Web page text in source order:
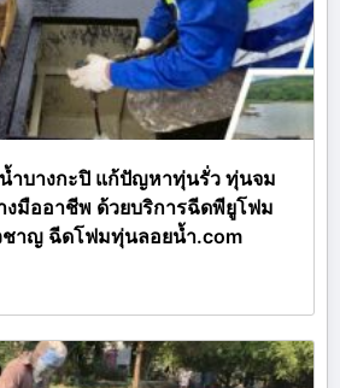
ำบางกะปิ แก้ปัญหาทุ่นรั่ว ทุ่นจม
งมืออาชีพ ด้วยบริการฉีดพียูโฟม
ชาญ ฉีดโฟมทุ่นลอยน้ำ.com